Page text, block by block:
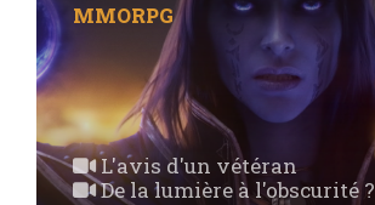
MMORPG
L'avis d'un vétéran
De la lumière à l'obscurité ?